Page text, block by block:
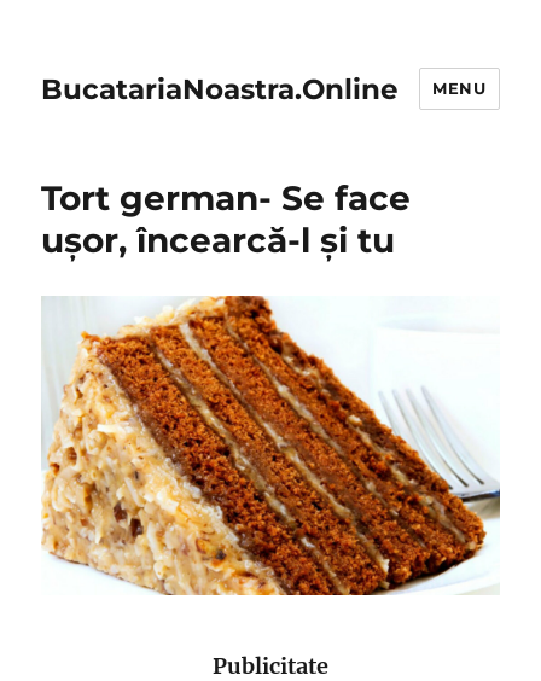
BucatariaNoastra.Online MENU
Tort german- Se face
ușor, încearcă-l și tu
Publicitate